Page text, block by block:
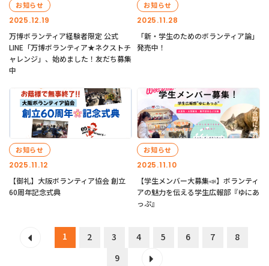
2025.12.19
お知らせ
万博ボランティア経験者限定 公式
LINE「万博ボランティア★ネクストチ
ャレンジ」、始めました！友だち募集
中
2025.11.28
お知らせ
「新・学生のためのボランティア論」
発売中！
2025.11.12
お知らせ
【御礼】大阪ボランティア協会 創立
60周年記念式典
2025.11.10
お知らせ
【学生メンバー大募集📣】ボランティ
アの魅力を伝える学生広報部『ゆにあ
っぷ』
1 2 3 4 5 6 7
8
9